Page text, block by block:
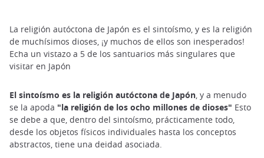
La religión autóctona de Japón es el sintoísmo, y es la religión
de muchísimos dioses, ¡y muchos de ellos son inesperados!
Echa un vistazo a 5 de los santuarios más singulares que
visitar en Japón
El sintoísmo es la religión autóctona de Japón, y a menudo
se la apoda "la religión de los ocho millones de dioses" Esto
se debe a que, dentro del sintoísmo, prácticamente todo,
desde los objetos físicos individuales hasta los conceptos
abstractos, tiene una deidad asociada.